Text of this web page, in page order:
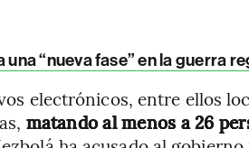
una “nueva fase” en la guerra
electrónicos, entre ellos
matando al menos a 26